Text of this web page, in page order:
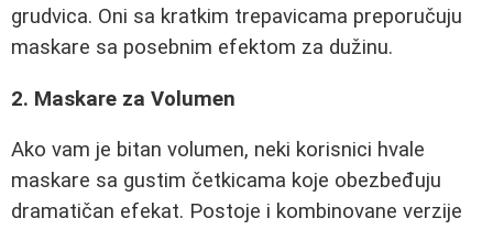
grudvica. Oni sa kratkim trepavicama preporučuju
maskare sa posebnim efektom za dužinu.
2. Maskare za Volumen
Ako vam je bitan volumen, neki korisnici hvale
maskare sa gustim četkicama koje obezbeđuju
dramatičan efekat. Postoje i kombinovane verzije